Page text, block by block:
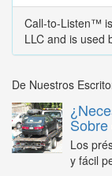
Call-to-Listen™
LLC and is used
De Nuestros
Los
y fácil